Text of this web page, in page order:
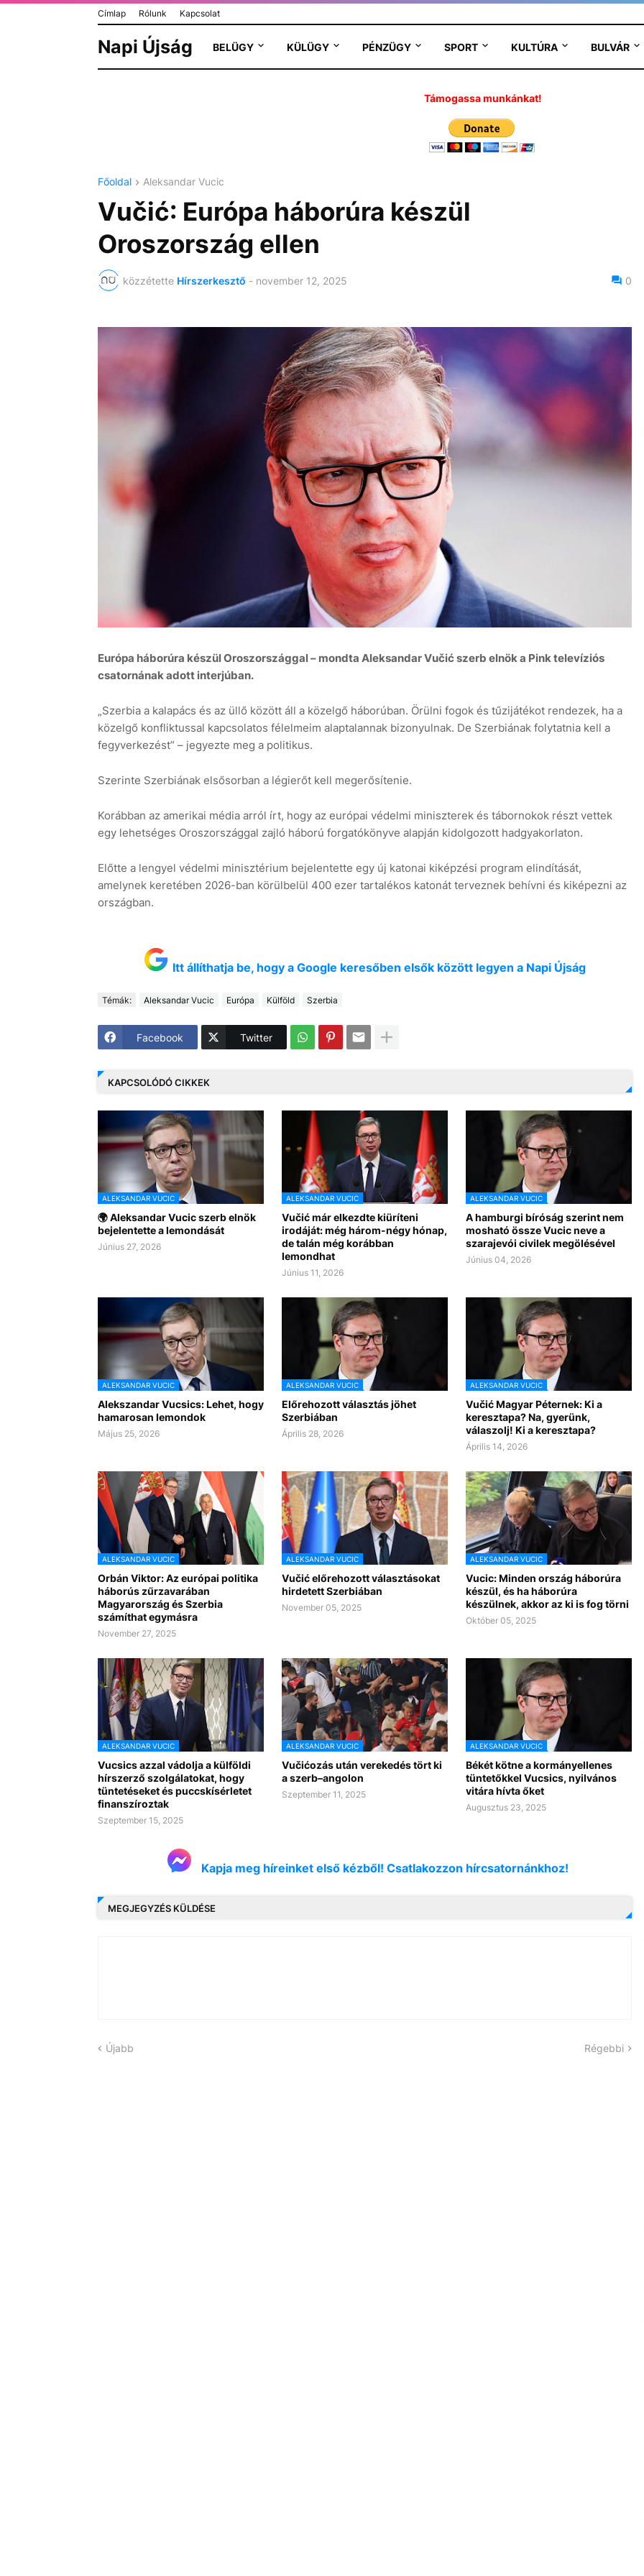
Címlap Rólunk Kapcsolat
Napi Újság BELÜGY KÜLÜGY PÉNZÜGY SPORT KULTÚRA BULVÁR
Támogassa munkánkat!
Főoldal Aleksandar Vucic
Vučić: Európa háborúra készül
Oroszország ellen
közzétette Hírszerkesztő - november 12, 2025 0
Európa háborúra készül Oroszországgal – mondta Aleksandar Vučić szerb elnök a Pink televíziós
csatornának adott interjúban.
„Szerbia a kalapács és az üllő között áll a közelgő háborúban. Örülni fogok és tűzijátékot rendezek, ha a
közelgő konfliktussal kapcsolatos félelmeim alaptalannak bizonyulnak. De Szerbiának folytatnia kell a
fegyverkezést” – jegyezte meg a politikus.
Szerinte Szerbiának elsősorban a légierőt kell megerősítenie.
Korábban az amerikai média arról írt, hogy az európai védelmi miniszterek és tábornokok részt vettek
egy lehetséges Oroszországgal zajló háború forgatókönyve alapján kidolgozott hadgyakorlaton.
Előtte a lengyel védelmi minisztérium bejelentette egy új katonai kiképzési program elindítását,
amelynek keretében 2026-ban körülbelül 400 ezer tartalékos katonát terveznek behívni és kiképezni az
országban.
Itt állíthatja be, hogy a Google keresőben elsők között legyen a Napi Újság
Témák: Aleksandar Vucic Európa Külföld Szerbia
Facebook Twitter
KAPCSOLÓDÓ CIKKEK
ALEKSANDAR VUCIC
🌍 Aleksandar Vucic szerb elnök
bejelentette a lemondását
Június 27, 2026
ALEKSANDAR VUCIC
Vučić már elkezdte kiüríteni
irodáját: még három-négy hónap,
de talán még korábban
lemondhat
Június 11, 2026
ALEKSANDAR VUCIC
A hamburgi bíróság szerint nem
mosható össze Vucic neve a
szarajevói civilek megölésével
Június 04, 2026
ALEKSANDAR VUCIC
Alekszandar Vucsics: Lehet, hogy
hamarosan lemondok
Május 25, 2026
ALEKSANDAR VUCIC
Előrehozott választás jöhet
Szerbiában
Április 28, 2026
ALEKSANDAR VUCIC
Vučić Magyar Péternek: Ki a
keresztapa? Na, gyerünk,
válaszolj! Ki a keresztapa?
Április 14, 2026
ALEKSANDAR VUCIC
Orbán Viktor: Az európai politika
háborús zűrzavarában
Magyarország és Szerbia
számíthat egymásra
November 27, 2025
ALEKSANDAR VUCIC
Vučić előrehozott választásokat
hirdetett Szerbiában
November 05, 2025
ALEKSANDAR VUCIC
Vucic: Minden ország háborúra
készül, és ha háborúra
készülnek, akkor az ki is fog törni
Október 05, 2025
ALEKSANDAR VUCIC
Vucsics azzal vádolja a külföldi
hírszerző szolgálatokat, hogy
tüntetéseket és puccskísérletet
finanszíroztak
Szeptember 15, 2025
ALEKSANDAR VUCIC
Vučićozás után verekedés tört ki
a szerb–angolon
Szeptember 11, 2025
ALEKSANDAR VUCIC
Békét kötne a kormányellenes
tüntetőkkel Vucsics, nyilvános
vitára hívta őket
Augusztus 23, 2025
Kapja meg híreinket első kézből! Csatlakozzon hírcsatornánkhoz!
MEGJEGYZÉS KÜLDÉSE
Újabb Régebbi